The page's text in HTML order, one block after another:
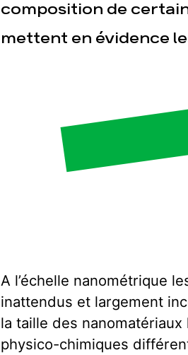
composition de
mettent en évidence
A l’échelle nanométrique
inattendus et largement
la taille des
physico-chimiques